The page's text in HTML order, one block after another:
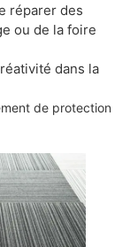
réparer des
ou de la foire
dans la
de protection